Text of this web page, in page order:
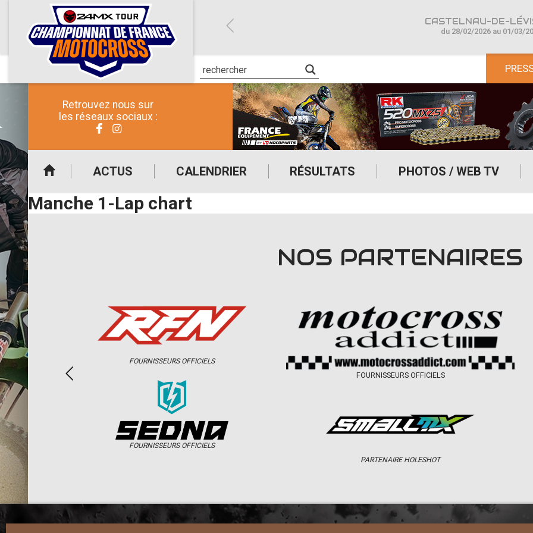
Retrouvez nous sur
les réseaux sociaux :
ACTUS CALENDRIER RÉSULTATS PHOTOS / WEB TV
CASTELNAU-DE-
du 28/02/2026 au 01/03/
Manche 1-Lap chart
NOS PARTENAIRES
FOURNISSEURS OFFICIELS
FOURNISSEURS OFFICIELS
FOURNISSEURS OFFICIELS
PARTENAIRE HOLESHOT